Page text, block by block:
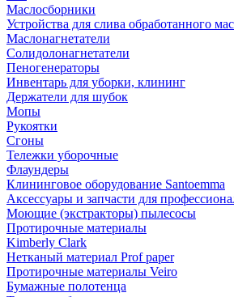
Маслосборники
Устройства для слива обработанного
Маслонагнетатели
Солидолонагнетатели
Пеногенераторы
Инвентарь для уборки, клининг
Держатели для шубок
Мопы
Рукоятки
Сгоны
Тележки уборочные
Флаундеры
Клининговое оборудование Santoemma
Аксессуары и запчасти для
Моющие (экстракторы) пылесосы
Протирочные материалы
Kimberly Clark
Нетканый материал Prof paper
Протирочные материалы Veiro
Бумажные полотенца